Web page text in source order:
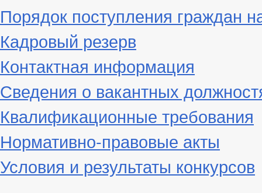
Порядок поступления граждан
Кадровый резерв
Контактная информация
Сведения о вакантных
Квалификационные требования
Нормативно-правовые акты
Условия и результаты конкурсов